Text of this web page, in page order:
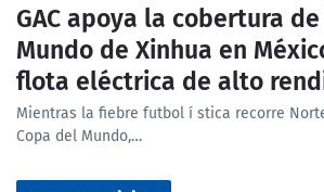
GAC apoya la cobertura
Mundo de Xinhua en
flota eléctrica de alto
Mientras la fiebre futbol í stica recorre
Copa del Mundo,…